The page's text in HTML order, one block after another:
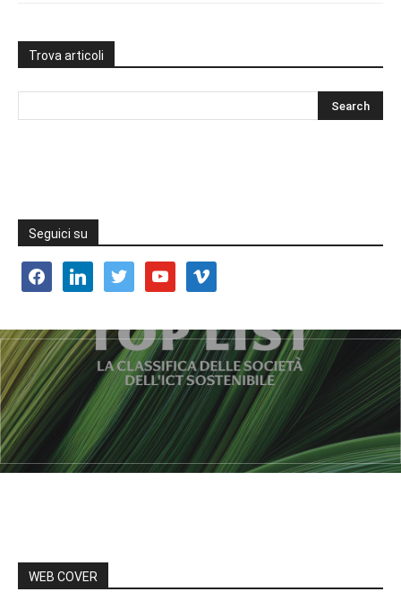
Trova articoli
Seguici su
facebooklinkedin twitter youtube vimeo
WEB COVER